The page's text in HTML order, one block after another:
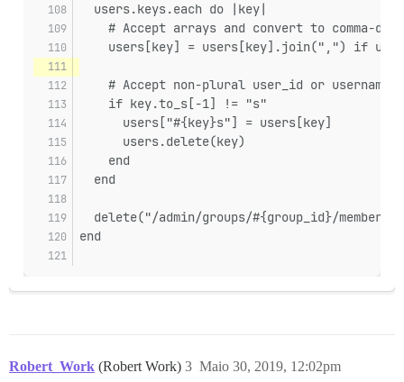
  users.keys.each do |key|
# Accept arrays and convert to comma-
users[key] = users[key].join(",") if
# Accept non-plural user_id or
    if key.to_s[-1] != "s"
      users["#{key}s"] = users[key]
      users.delete(key)
    end
  end
delete("/admin/groups/#{group_id}/
end
Robert_Work (Robert Work) Maio 30, 2019, 12:02pm
3